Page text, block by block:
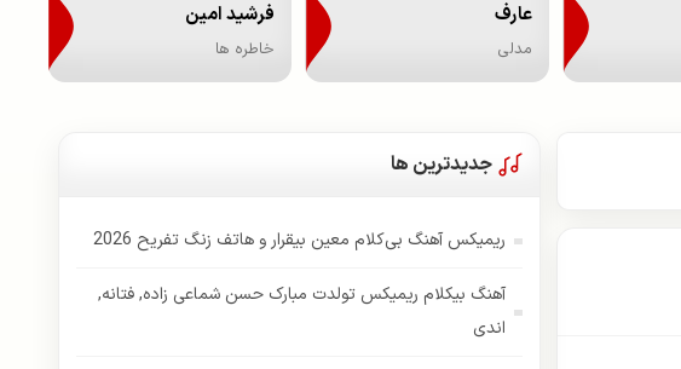
عارف
مدلی
فرشید امین
خاطره ها
جدیدترین ها
ریمیکس آهنگ بی‌کلام معین بیقرار و هاتف زنگ تفریح 2026
آهنگ بیکلام ریمیکس تولدت مبارک حسن شماعی زاده, فتانه,
اندی